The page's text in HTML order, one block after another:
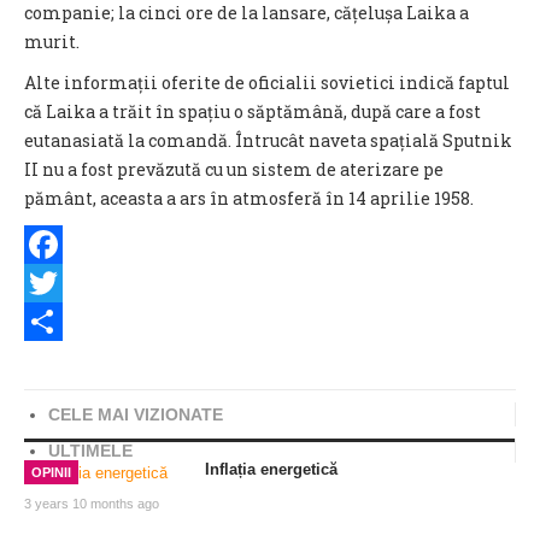
companie; la cinci ore de la lansare, cățelușa Laika a
murit.
Alte informații oferite de oficialii sovietici indică faptul
că Laika a trăit în spațiu o săptămână, după care a fost
eutanasiată la comandă. Întrucât naveta spațială Sputnik
II nu a fost prevăzută cu un sistem de aterizare pe
pământ, aceasta a ars în atmosferă în 14 aprilie 1958.
Facebook
Twitter
CELE MAI VIZIONATE
ULTIMELE
OPINII
3 years 10 months ago
Inflația energetică